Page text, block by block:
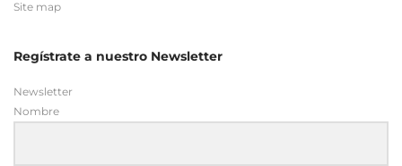
Site map
Regístrate a nuestro Newsletter
Newsletter
Nombre